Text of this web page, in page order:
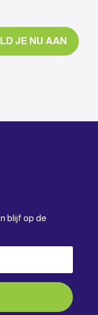
JE NU AAN
blijf op de